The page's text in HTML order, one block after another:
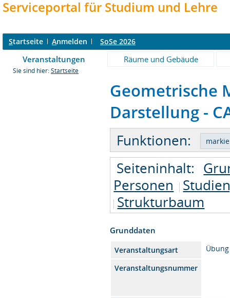
Serviceportal für Studium und Lehre
Startseite Anmelden SoSe 2026
Veranstaltungen Räume und Gebäude
Sie sind hier: Startseite
Geometrische
Darstellung -
Funktionen:
Seiteninhalt:
Personen
Strukturbaum
Grunddaten
Veranstaltungsart
Übung
Veranstaltungsnummer